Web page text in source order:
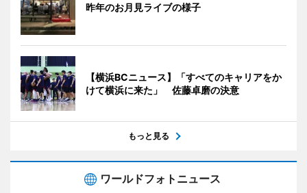
昨年のお月見ライブの様子
【横浜BCニュース】「すべてのキャリアをか
けて横浜に来た」 佐藤卓磨の決意
もっと見る
ワールドフォトニュース